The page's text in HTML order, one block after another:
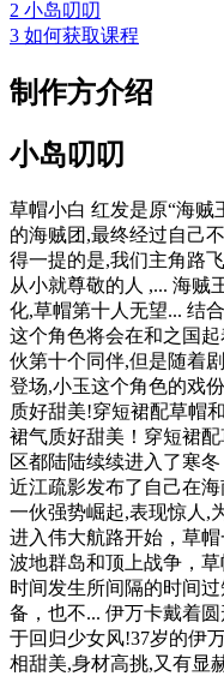
2 小岛叨叨
3 如何获取课程
制作方介绍
小岛叨叨
草帽小白 红发是原“海
的海贼团,最终经过自己
得一提的是,我们主角路
从小就尊敬的人 ,... 海贼
化,草帽第十人无望... 结
这个角色将会在和之国
伙第十个同伴,但是随着
登场,小玉这个角色的戏
质好甜美!穿短裙配草帽
裙气质好甜美！穿短裙
区都陆陆续续进入了寒
近江疏影发布了自己在
一伙强势崛起,表现惊人,
进入伟大航路开始，草
波地群岛和顶上战争，
时间发生所间隔的时间
备，也不... 伊万卡戴着
于回归少女风!37岁的伊
相甜美,身材高挑,又有显